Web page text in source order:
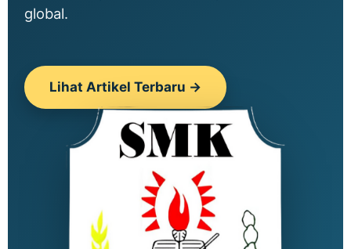
global.
Lihat Artikel Terbaru →